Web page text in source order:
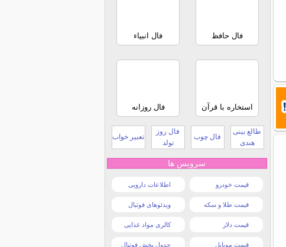
فال حافظ فال انبیاء
استخاره با قرآن فال روزانه
طالع بینی
هندی
فال چوب
فال روز
تولد
تعبیر خواب
سرویس ها
قیمت خودرو اطلاعات دارویی
قیمت طلا و سکه ویدئوهای فوتبال
قیمت دلار کالری مواد غذایی
قیمت موبایل جدول پخش فوتبال